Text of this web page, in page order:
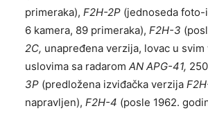
primeraka), F2H-2P (jednoseda
6 kamera, 89 primeraka), F2H-3
2C, unapređena verzija, lovac u
uslovima sa radarom AN APG-41,
3P (predložena izviđačka verzija
napravljen), F2H-4 (posle 1962.